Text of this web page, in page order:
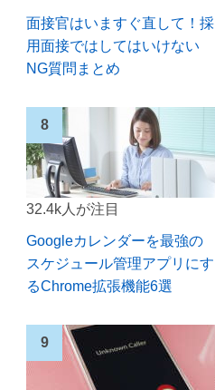
面接官はいますぐ直して！採
用面接ではしてはいけない
NG質問まとめ
32.4k人が注目
Googleカレンダーを最強の
スケジュール管理アプリにす
るChrome拡張機能6選